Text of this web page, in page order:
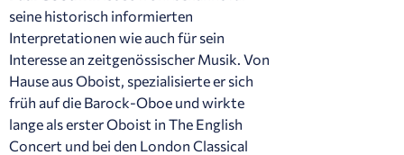
seine historisch informierten
Interpretationen wie auch für sein
Interesse an zeitgenössischer Musik. Von
Hause aus Oboist, spezialisierte er sich
früh auf die Barock-Oboe und wirkte
lange als erster Oboist in The English
Concert und bei den London Classical